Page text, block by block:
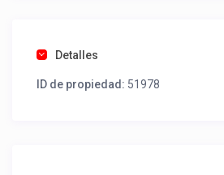
Detalles
ID de propiedad: 51978